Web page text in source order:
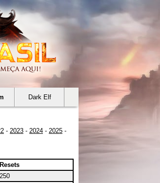
Dark Elf
- 2023 - 2024 - 2025 -
Resets
250